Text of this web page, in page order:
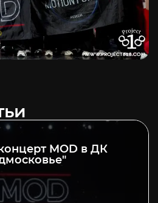
MOD в ДК